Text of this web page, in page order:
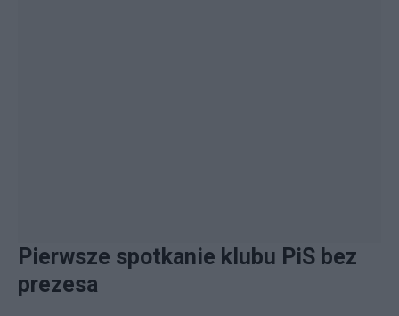
Pierwsze spotkanie klubu PiS bez
prezesa